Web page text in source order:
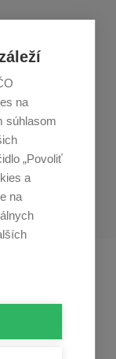
na
súhlasom
„Povoliť
a
na